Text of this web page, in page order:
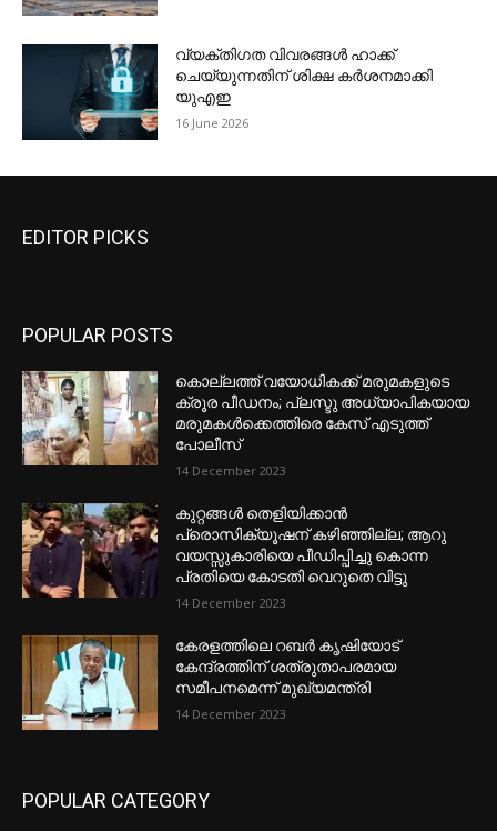
വ്യക്തിഗത വിവരങ്ങള്‍ ഹാക്ക്
ചെയ്യുന്നതിന് ശിക്ഷ കര്‍ശനമാക്കി
യുഎഇ
16 June 2026
EDITOR PICKS
POPULAR POSTS
കൊല്ലത്ത് വയോധികക്ക് മരുമകളുടെ
ക്രൂര പീഡനം; പ്ലസ്ടു അധ്യാപികയായ
മരുമകൾക്കെത്തിരെ കേസ് എടുത്ത്
പോലീസ്
14 December 2023
കുറ്റങ്ങൾ തെളിയിക്കാൻ
പ്രൊസിക്യൂഷന് കഴിഞ്ഞില്ല; ആറു
വയസ്സുകാരിയെ പീഡിപ്പിച്ചു കൊന്ന
പ്രതിയെ കോടതി വെറുതെ വിട്ടു
14 December 2023
കേരളത്തിലെ റബർ കൃഷിയോട്
കേന്ദ്രത്തിന് ശത്രുതാപരമായ
സമീപനമെന്ന് മുഖ്യമന്ത്രി
14 December 2023
POPULAR CATEGORY